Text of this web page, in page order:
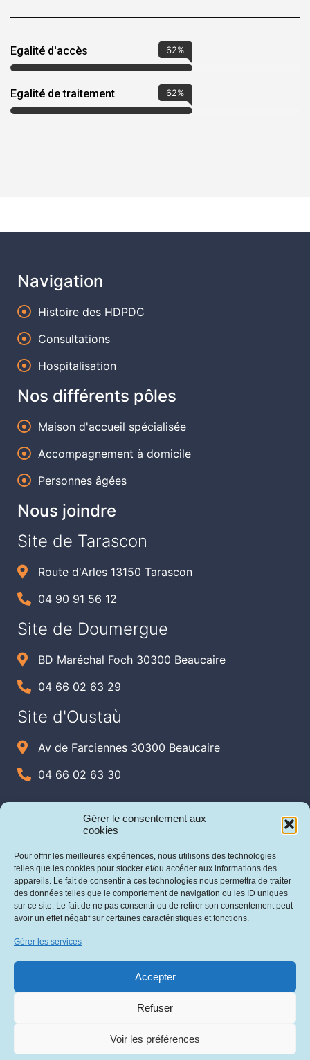
Gérer le consentement aux
cookies
Pour offrir les meilleures expériences, nous utilisons des technologies
telles que les cookies pour stocker et/ou accéder aux informations des
appareils. Le fait de consentir à ces technologies nous permettra de traiter
des données telles que le comportement de navigation ou les ID uniques
sur ce site. Le fait de ne pas consentir ou de retirer son consentement peut
avoir un effet négatif sur certaines caractéristiques et fonctions.
Gérer les services
Accepter
Refuser
Voir les préférences
Egalité d'accès
Egalité de traitement
Navigation
Histoire des HDPDC
Consultations
Hospitalisation
Nos différents pôles
Maison d'accueil spécialisée
Accompagnement à domicile
Personnes âgées
Nous joindre
Site de Tarascon
Route d'Arles 13150 Tarascon
04 90 91 56 12
Site de Doumergue
BD Maréchal Foch 30300 Beaucaire
04 66 02 63 29
Site d'Oustaù
Av de Farciennes 30300 Beaucaire
04 66 02 63 30
Cookies
Politique de confidentialité